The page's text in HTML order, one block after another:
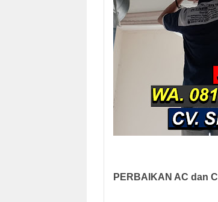
PERBAIKAN AC dan